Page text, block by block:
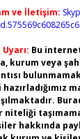
ve İletişim:
Bu
kurum veya
niteliği
hakkında